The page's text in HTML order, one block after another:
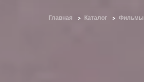
Главная Каталог Фильмы